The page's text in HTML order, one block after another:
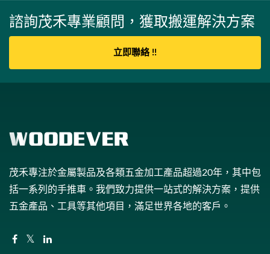
諮詢茂禾專業顧問，獲取搬運解決方案
立即聯絡 !!
茂禾專注於金屬製品及各類五金加工產品超過20年，其中包
括一系列的手推車。我們致力提供一站式的解決方案，提供
五金產品、工具等其他項目，滿足世界各地的客戶。